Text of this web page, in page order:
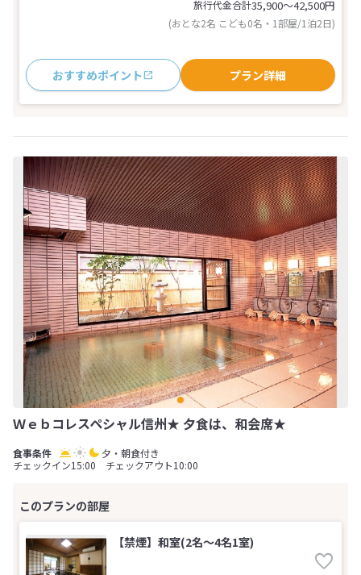
旅行代金合計35,900〜42,500円
(おとな2名 こども0名・1部屋/1泊2日)
おすすめポイント プラン詳細
Ｗｅｂコレスペシャル信州★ 夕食は、和会席★
夕・朝食付き
チェックイン15:00 チェックアウト10:00
【禁煙】和室(2名～4名1室)